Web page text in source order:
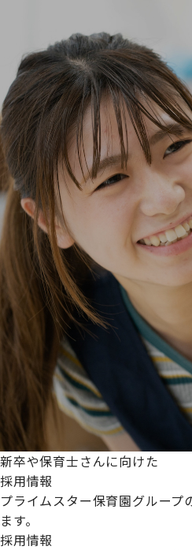
新卒や保育士さんに向けた
採用情報
プライムスター保育園グループ
ます。
採用情報